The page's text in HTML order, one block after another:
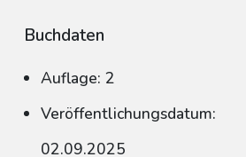
Buchdaten
Auflage: 2
Veröffentlichungsdatum:
02.09.2025